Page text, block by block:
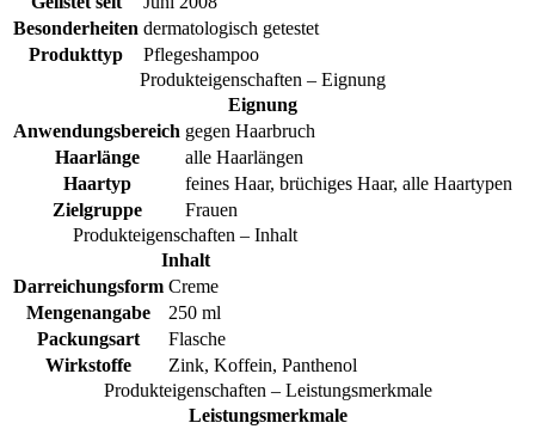
Besonderheiten dermatologisch getestet
Produkttyp
Pflegeshampoo
Produkteigenschaften – Eignung
Eignung
Anwendungsbereich gegen Haarbruch
Haarlänge
alle Haarlängen
Haartyp
feines Haar, brüchiges Haar, alle Haartypen
Zielgruppe
Frauen
Produkteigenschaften – Inhalt
Inhalt
Darreichungsform Creme
Mengenangabe
250 ml
Packungsart
Flasche
Wirkstoffe
Zink, Koffein, Panthenol
Produkteigenschaften – Leistungsmerkmale
Leistungsmerkmale